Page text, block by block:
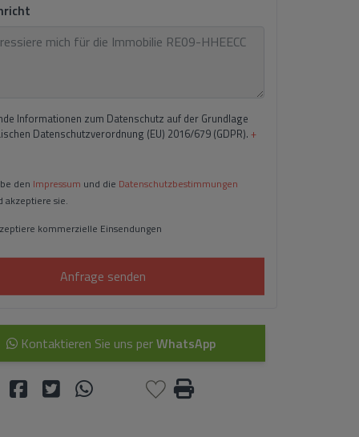
Informationen zum Datenschutz auf der Grundlage
Datenschutzverordnung (EU) 2016/679 (GDPR). +
den Impressum und die Datenschutzbestimmungen
akzeptiere sie.
kommerzielle Einsendungen
Anfrage senden
Kontaktieren Sie uns perWhatsApp